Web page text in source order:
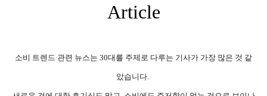
Article
소비 트렌드 관련 뉴스는 30대를 주제로 다루는 기사가 가장 많은 것 같
았습니다.